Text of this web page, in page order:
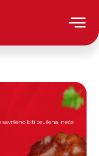
biti osušena, neće